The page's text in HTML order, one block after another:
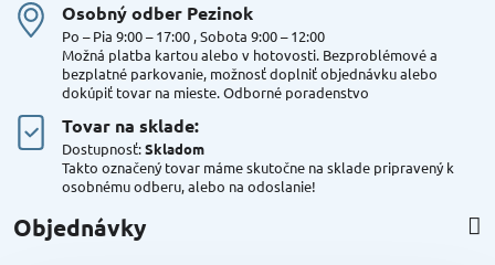
Osobný odber Pezinok
Po – Pia 9:00 – 17:00 , Sobota 9:00 – 12:00
Možná platba kartou alebo v hotovosti. Bezproblémové a
bezplatné parkovanie, možnosť doplniť objednávku alebo
dokúpiť tovar na mieste. Odborné poradenstvo
Tovar na sklade:
Dostupnosť:Skladom
Takto označený tovar máme skutočne na sklade pripravený k
osobnému odberu, alebo na odoslanie!
Objednávky